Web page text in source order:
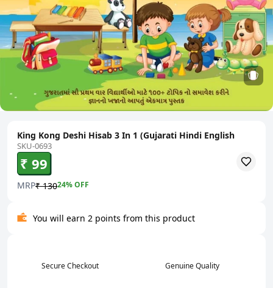
King Kong Deshi Hisab 3 In 1 (Gujarati Hindi English
SKU-0693
₹ 99
MRP₹ 13024% OFF
You will earn 2 points from this product
Secure Checkout Genuine Quality